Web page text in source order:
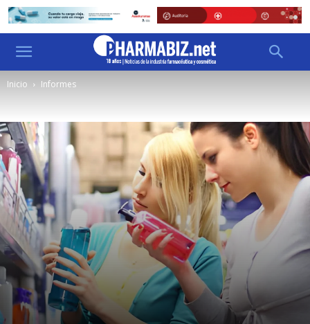
Inicio Informes